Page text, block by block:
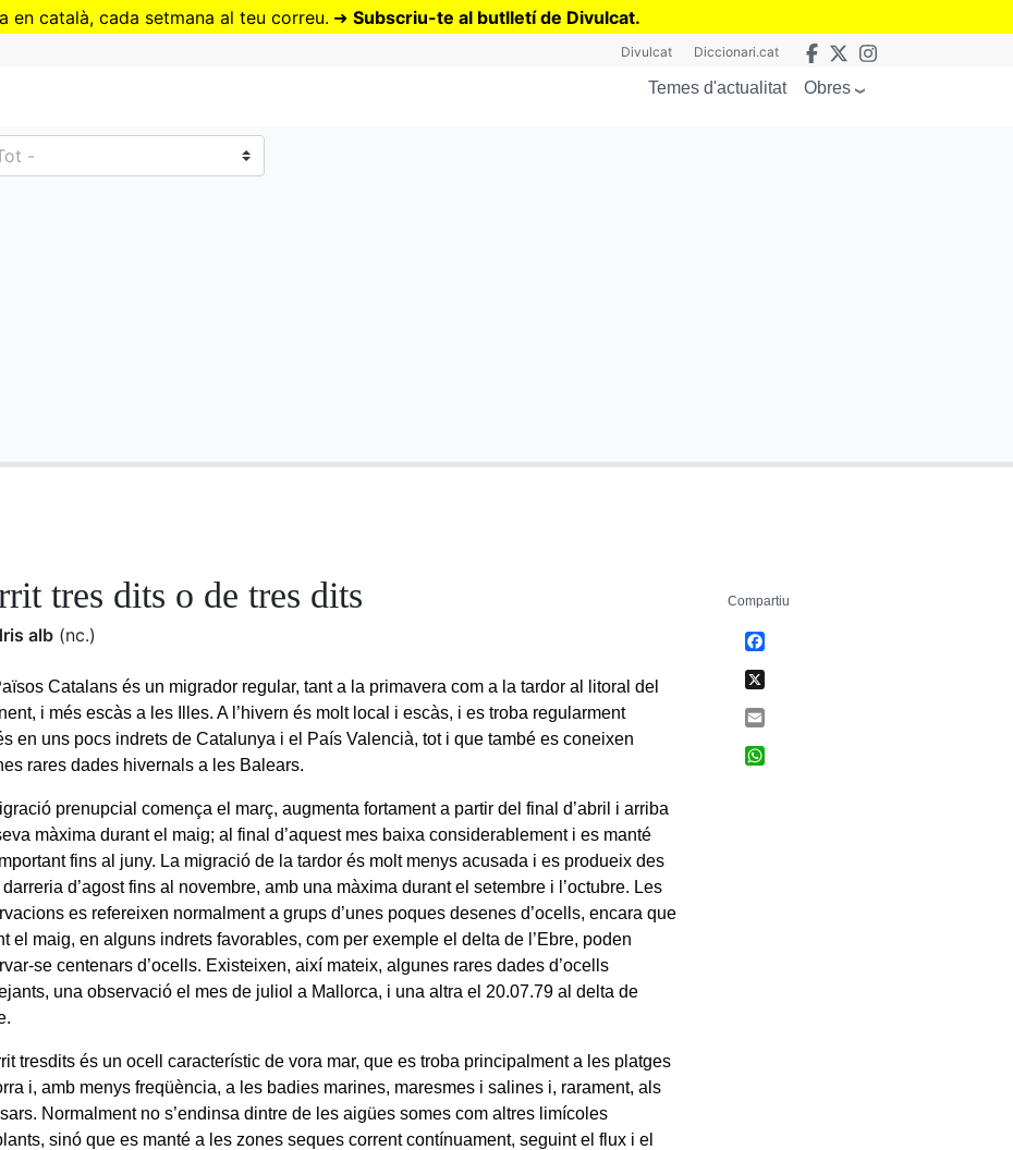
Vés
en català, cada setmana al teu correu. ➜ Subscriu-te al butlletí de Divulcat.
Divulcat Diccionari.cat
Temes d'actualitat Obres
tres dits o de tres dits
alb (nc.)
Catalans és un migrador regular, tant a la primavera com a la tardor al litoral del
i més escàs a les Illes. A l’hivern és molt local i escàs, i es troba regularment
en uns pocs indrets de Catalunya i el País Valencià, tot i que també es coneixen
rares dades hivernals a les Balears.
prenupcial comença el març, augmenta fortament a partir del final d’abril i arriba
màxima durant el maig; al final d’aquest mes baixa considerablement i es manté
fins al juny. La migració de la tardor és molt menys acusada i es produeix des
d’agost fins al novembre, amb una màxima durant el setembre i l’octubre. Les
es refereixen normalment a grups d’unes poques desenes d’ocells, encara que
el maig, en alguns indrets favorables, com per exemple el delta de l’Ebre, poden
se centenars d’ocells. Existeixen, així mateix, algunes rares dades d’ocells
una observació el mes de juliol a Mallorca, i una altra el 20.07.79 al delta de
tresdits és un ocell característic de vora mar, que es troba principalment a les platges
i, amb menys freqüència, a les badies marines, maresmes i salines i, rarament, als
Normalment no s’endinsa dintre de les aigües somes com altres limícoles
sinó que es manté a les zones seques corrent contínuament, seguint el flux i el
Compartiu